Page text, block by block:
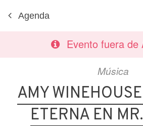
Agenda
Evento fuera de
Música
AMY
ETERNA EN